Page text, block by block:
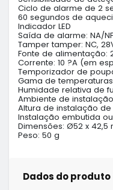
Ciclo de alarme de 2
60 segundos de
Indicador LED
Saída de alarme: NA/
Tamper tamper: NC,
Fonte de alimentação:
Corrente: 10 ?A (em
Temporizador de
Gama de
Humidade relativa de
Ambiente de
Altura de instalação de
Instalação embutida
Dimensões: Ø52 x 42,5
Peso: 50 g
Dados do produto